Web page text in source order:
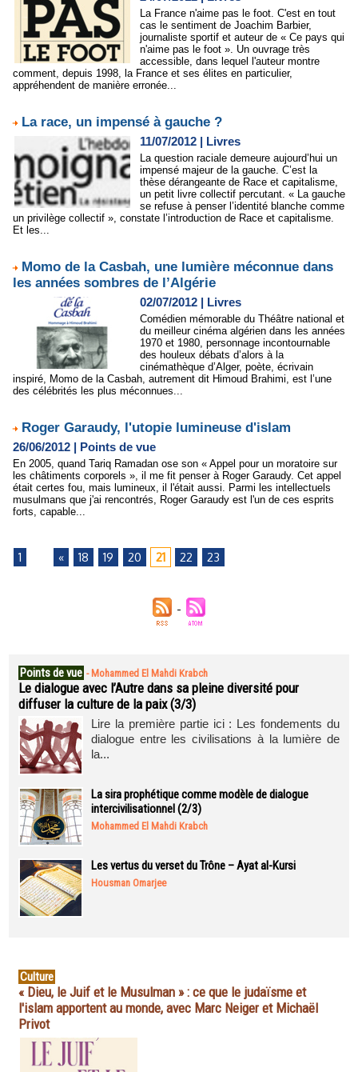
La France n'aime pas le foot. C'est en tout
cas le sentiment de Joachim Barbier,
journaliste sportif et auteur de « Ce pays qui
n'aime pas le foot ». Un ouvrage très
accessible, dans lequel l'auteur montre
comment, depuis 1998, la France et ses élites en particulier,
appréhendent de manière erronée...
La race, un impensé à gauche ?
11/07/2012 | Livres
La question raciale demeure aujourd’hui un
impensé majeur de la gauche. C’est la
thèse dérangeante de Race et capitalisme,
un petit livre collectif percutant. « La gauche
se refuse à penser l’identité blanche comme
un privilège collectif », constate l’introduction de Race et capitalisme.
Et les...
Momo de la Casbah, une lumière méconnue dans
les années sombres de l’Algérie
02/07/2012 | Livres
Comédien mémorable du Théâtre national et
du meilleur cinéma algérien dans les années
1970 et 1980, personnage incontournable
des houleux débats d’alors à la
cinémathèque d’Alger, poète, écrivain
inspiré, Momo de la Casbah, autrement dit Himoud Brahimi, est l’une
des célébrités les plus méconnues...
Roger Garaudy, l'utopie lumineuse d'islam
26/06/2012 | Points de vue
En 2005, quand Tariq Ramadan ose son « Appel pour un moratoire sur
les châtiments corporels », il me fit penser à Roger Garaudy. Cet appel
était certes fou, mais lumineux, il l'était aussi. Parmi les intellectuels
musulmans que j'ai rencontrés, Roger Garaudy est l'un de ces esprits
forts, capable...
1 « 18 19 20 21 22 23
Points de vue - Mohammed El Mahdi Krabch
Le dialogue avec l’Autre dans sa pleine diversité pour
diffuser la culture de la paix (3/3)
Lire la première partie ici : Les fondements du
dialogue entre les civilisations à la lumière de
la...
La sira prophétique comme modèle de dialogue
intercivilisationnel (2/3)
Mohammed El Mahdi Krabch
Les vertus du verset du Trône – Ayat al-Kursi
Housman Omarjee
Culture
« Dieu, le Juif et le Musulman » : ce que le judaïsme et
l'islam apportent au monde, avec Marc Neiger et Michaël
Privot